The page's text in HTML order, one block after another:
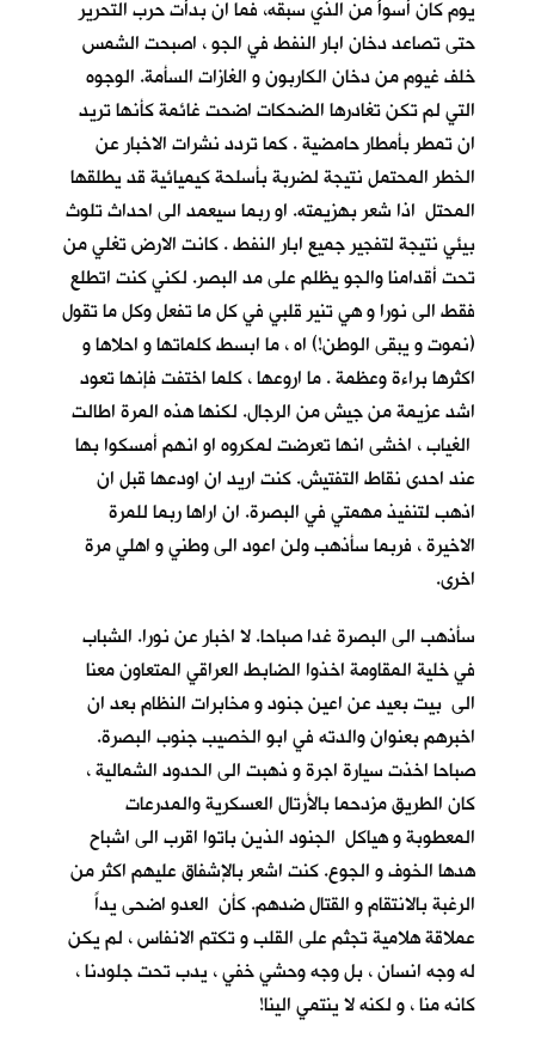
يوم كان أسوأَ من الذي سبقه، فما ان بدأت حرب التحرير
حتى تصاعد دخان ابار النفط في الجو ، اصبحت الشمس
خلف غيوم من دخان الكاربون و الغازات السأمة. الوجوه
التي لم تكن تغادرها الضحكات اضحت غائمة كأنها تريد
ان تمطر بأمطار حامضية . كما تردد نشرات الاخبار عن
الخطر المحتمل نتيجة لضربة بأسلحة كيميائية قد يطلقها
المحتل اذا شعر بهزيمته. او ربما سيعمد الى احداث تلوث
بيئي نتيجة لتفجير جميع ابار النفط . كانت الارض تغلي من
تحت أقدامنا والجو يظلم على مد البصر. لكني كنت اتطلع
فقط الى نورا و هي تنير قلبي في كل ما تفعل وكل ما تقول
(نموت و يبقى الوطن!) اه ، ما ابسط كلماتها و احلاها و
اكثرها براءة وعظمة . ما اروعها ، كلما اختفت فإنها تعود
اشد عزيمة من جيش من الرجال. لكنها هذه المرة اطالت
الغياب ، اخشى انها تعرضت لمكروه او انهم أمسكوا بها
عند احدى نقاط التفتيش. كنت اريد ان اودعها قبل ان
اذهب لتنفيذ مهمتي في البصرة. ان اراها ربما للمرة
الاخيرة ، فربما سأذهب ولن اعود الى وطني و اهلي مرة
اخرى.
سأذهب الى البصرة غدا صباحا. لا اخبار عن نورا. الشباب
في خلية المقاومة اخذوا الضابط العراقي المتعاون معنا
الى بيت بعيد عن اعين جنود و مخابرات النظام بعد ان
اخبرهم بعنوان والدته في ابو الخصيب جنوب البصرة.
صباحا اخذت سيارة اجرة و ذهبت الى الحدود الشمالية ،
كان الطريق مزدحما بالأرتال العسكرية والمدرعات
المعطوبة و هياكل الجنود الذين باتوا اقرب الى اشباح
هدها الخوف و الجوع. كنت اشعر بالإشفاق عليهم اكثر من
الرغبة بالانتقام و القتال ضدهم. كأن العدو اضحى يداً
عملاقة هلامية تجثم على القلب و تكتم الانفاس ، لم يكن
له وجه انسان ، بل وجه وحشي خفي ، يدب تحت جلودنا ،
كانه منا ، و لكنه لا ينتمي الينا!